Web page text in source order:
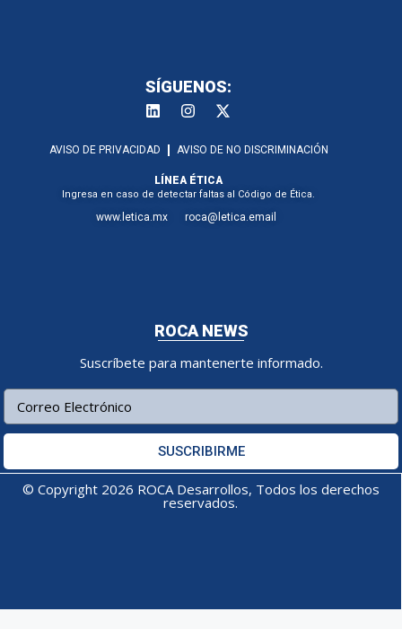
SÍGUENOS:
AVISO DE PRIVACIDAD AVISO DE NO DISCRIMINACIÓN
LÍNEA ÉTICA
Ingresa en caso de detectar faltas al Código de Ética.
www.letica.mx roca@letica.email
ROCA NEWS
Suscríbete para mantenerte informado.
SUSCRIBIRME
© Copyright 2026 ROCA Desarrollos, Todos los derechos
reservados.